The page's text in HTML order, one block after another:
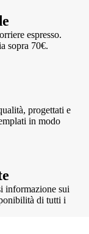
espresso.
sopra 70€.
progettati e
in modo
informazione sui
di tutti i